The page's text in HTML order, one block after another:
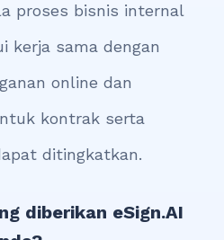
proses bisnis internal
kerja sama dengan
online dan
kontrak serta
ditingkatkan.
diberikan eSign.AI